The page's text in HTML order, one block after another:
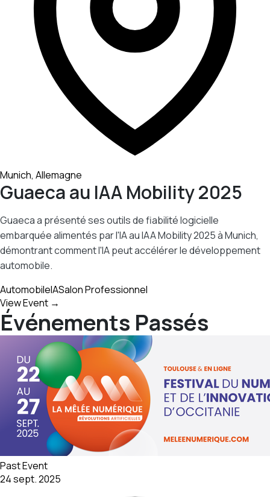
Munich, Allemagne
Guaeca au IAA Mobility 2025
Guaeca a présenté ses outils de fiabilité logicielle
embarquée alimentés par l'IA au IAA Mobility 2025 à Munich,
démontrant comment l'IA peut accélérer le développement
automobile.
AutomobileIASalon Professionnel
View Event →
Événements Passés
Past Event
24 sept. 2025